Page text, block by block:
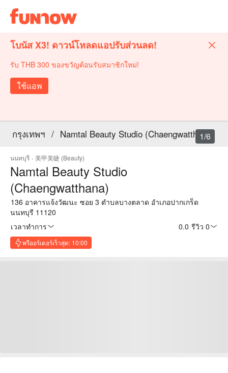
โบนัส X3! ดาวน์โหลดแอปรับส่วนลด!
รับ THB 300 ของขวัญต้อนรับสมาชิกใหม่!
ใช้แอพ
กรุงเทพฯ / Namtal Beauty Studio (Chaengwatthana)
นนทบุรี · 美甲美睫 (Beauty)
Namtal Beauty Studio
(Chaengwatthana)
136 อาคารแจ้งวัฒนะ ซอย 3 ตำบลบางตลาด อำเภอปากเกร็ด
นนทบุรี 11120
เวลาทำการ
0.0 รีวิว 0
พรีออร์เดอร์เร็วสุด: 10:00
1/6